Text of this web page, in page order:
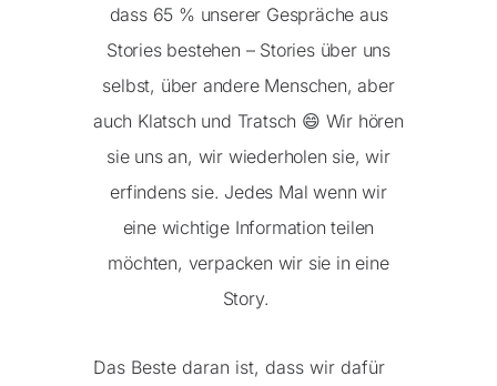
dass 65 % unserer Gespräche aus
Stories bestehen – Stories über uns
selbst, über andere Menschen, aber
auch Klatsch und Tratsch 😄 Wir hören
sie uns an, wir wiederholen sie, wir
erfindens sie. Jedes Mal wenn wir
eine wichtige Information teilen
möchten, verpacken wir sie in eine
Story.
Das Beste daran ist, dass wir dafür